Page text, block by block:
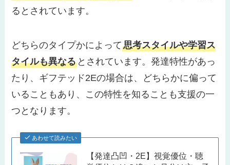
るとされています。
どちらのタイプかによって思考スタイルや学習ス
タイルも異なる とされています。発達特性があっ
たり、ギフテッド2Eの場合は、どちらかに偏って
いることもあり、この特性を知ることも支援の一
つとなります。
あわせて読みたい
【発達凸凹・2E】視覚優位・聴